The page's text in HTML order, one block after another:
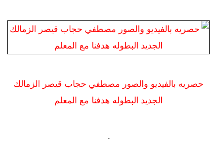
حصريه بالفيديو والصور مصطفي حجاب قيصر الزمالك
الجديد البطوله هدفنا مع المعلم
-